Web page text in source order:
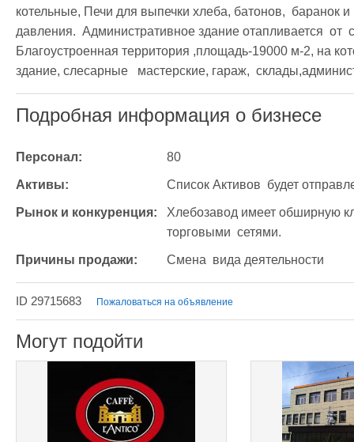
котельные, Печи для выпечки хлеба, батонов,  баранок
давления.  Административное здание отапливается  от
Благоустроенная территория ,площадь-19000 м-2, на
здание, слесарные   мастерские, гараж,
Подробная информация о бизнесе
Персонал: 80
Активы: Список Активов  будет
Рынок и конкуренция:
Хлебозавод имеет обширную
торговыми  сетями.
Причины продажи: Смена  вида деятельности
ID 29715683 Пожаловаться на объявление
Могут подойти